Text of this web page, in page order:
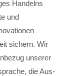
Handelns
und
sichern. Wir
unserer
die Aus-